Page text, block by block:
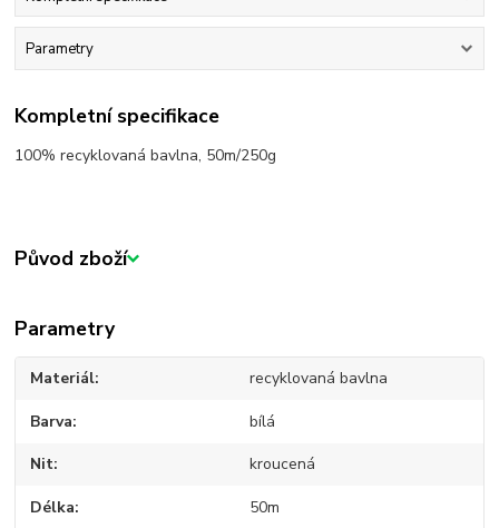
Parametry
Kompletní specifikace
100% recyklovaná bavlna, 50m/250g
Původ zboží
Parametry
Materiál recyklovaná bavlna
Barva bílá
Nit kroucená
Délka 50m